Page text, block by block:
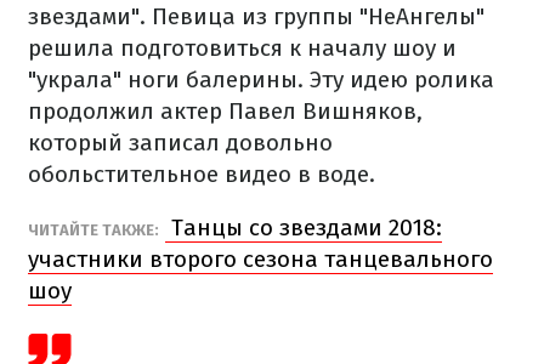
звездами". Певица из группы "НеАнгелы"
решила подготовиться к началу шоу и
"украла" ноги балерины. Эту идею ролика
продолжил актер Павел Вишняков,
который записал довольно
обольстительное видео в воде.
ЧИТАЙТЕ ТАКЖЕ:
Танцы со звездами 2018:
участники второго сезона танцевального
шоу